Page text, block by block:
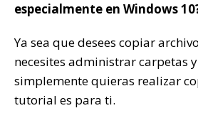
especialmente en Windows
Ya sea que desees copiar
necesites administrar carpetas
simplemente quieras realizar
tutorial es para ti.